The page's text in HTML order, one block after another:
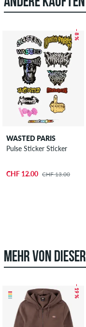
– 8 %
WASTED PARIS
Pulse Sticker Sticker
CHF 12.00 CHF 13.00
MEHR VON
– 19 %